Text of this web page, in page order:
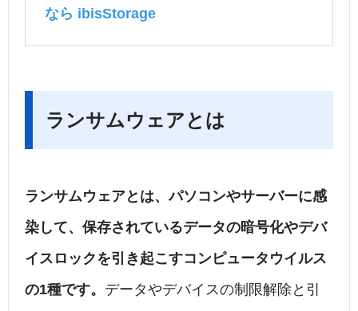
なら ibisStorage
ランサムウェアとは
ランサムウェアとは、パソコンやサーバーに感
染して、保存されているデータの暗号化やデバ
イスロックを引き起こすコンピュータウイルス
の1種です。 データやデバイスの制限解除と引